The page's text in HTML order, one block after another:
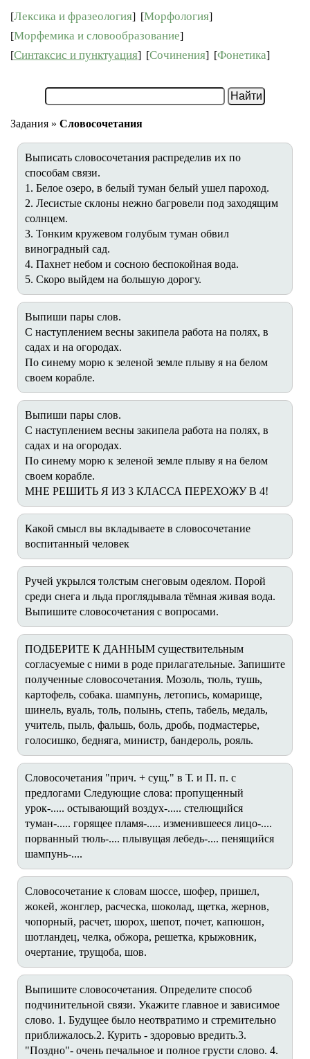
[Лексика и фразеология] [Морфология]
[Морфемика и словообразование]
[Синтаксис и пунктуация] [Сочинения] [Фонетика]
Задания » Словосочетания
Выписать словосочетания распределив их по
способам связи.
1. Белое озеро, в белый туман белый ушел пароход.
2. Лесистые склоны нежно багровели под заходящим
солнцем.
3. Тонким кружевом голубым туман обвил
виноградный сад.
4. Пахнет небом и сосною беспокойная вода.
5. Скоро выйдем на большую дорогу.
Выпиши пары слов.
С наступлением весны закипела работа на полях, в
садах и на огородах.
По синему морю к зеленой земле плыву я на белом
своем корабле.
Выпиши пары слов.
С наступлением весны закипела работа на полях, в
садах и на огородах.
По синему морю к зеленой земле плыву я на белом
своем корабле.
МНЕ РЕШИТЬ Я ИЗ 3 КЛАССА ПЕРЕХОЖУ В 4!
Какой смысл вы вкладываете в словосочетание
воспитанный человек
Ручей укрылся толстым снеговым одеялом. Порой
среди снега и льда проглядывала тёмная живая вода.
Выпишите словосочетания с вопросами.
ПОДБЕРИТЕ К ДАННЫМ существительным
согласуемые с ними в роде прилагательные. Запишите
полученные словосочетания. Мозоль, тюль, тушь,
картофель, собака. шампунь, летопись, комарище,
шинель, вуаль, толь, полынь, степь, табель, медаль,
учитель, пыль, фальшь, боль, дробь, подмастерье,
голосишко, бедняга, министр, бандероль, рояль.
Словосочетания "прич. + сущ." в Т. и П. п. с
предлогами Следующие слова: пропущенный
урок-..... остывающий воздух-..... стелющийся
туман-..... горящее пламя-..... изменившееся лицо-....
порванный тюль-.... плывущая лебедь-.... пенящийся
шампунь-....
Словосочетание к словам шоссе, шофер, пришел,
жокей, жонглер, расческа, шоколад, щетка, жернов,
чопорный, расчет, шорох, шепот, почет, капюшон,
шотландец, челка, обжора, решетка, крыжовник,
очертание, трущоба, шов.
Выпишите словосочетания. Определите способ
подчинительной связи. Укажите главное и зависимое
слово. 1. Будущее было неотвратимо и стремительно
приближалось.2. Курить - здоровью вредить.3.
"Поздно"- очень печальное и полное грусти слово. 4.